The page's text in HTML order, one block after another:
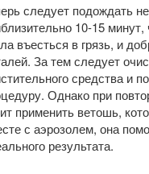
следует подождать
10-15
въесться в грязь, и
За тем следует
средства и
Однако при
применить ветошь,
с аэрозолем, она
результата.